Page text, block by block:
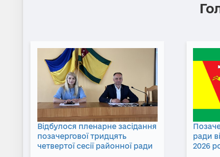
Відбулося пленарне засідання
позачергової тридцять
четвертої сесії районної ради
ради
2026